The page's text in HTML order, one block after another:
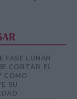
FASE LUNAR
CORTAR EL
COMO
SU